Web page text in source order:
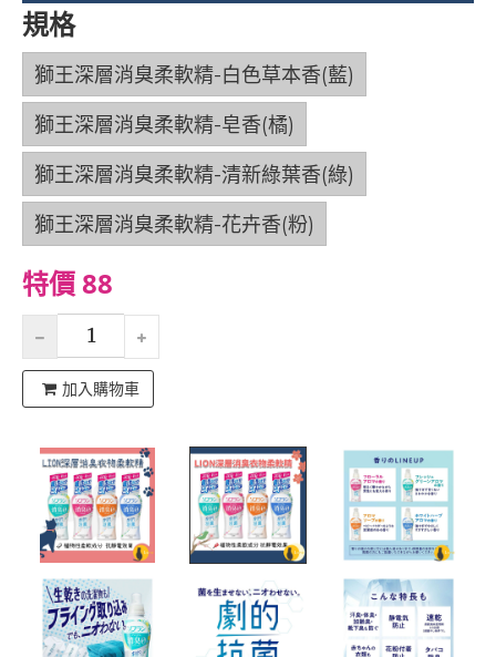
規格
獅王深層消臭柔軟精-白色草本香(藍)
獅王深層消臭柔軟精-皂香(橘)
獅王深層消臭柔軟精-清新綠葉香(綠)
獅王深層消臭柔軟精-花卉香(粉)
特價 88
加入購物車